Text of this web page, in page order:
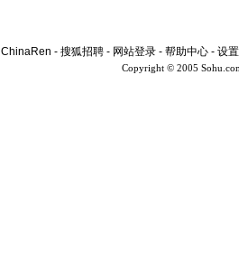
ChinaRen - 搜狐招聘 - 网站登录 - 帮助中心 - 设
Copyright © 2005